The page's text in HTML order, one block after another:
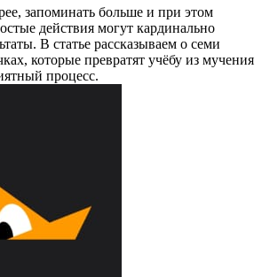
запоминать больше и при этом
действия могут кардинально
В статье рассказываем о семи
которые превратят учёбу из мучения
процесс.